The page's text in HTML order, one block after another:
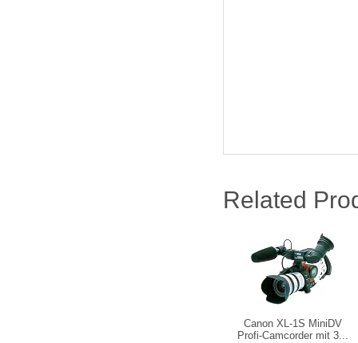
Related
Canon XL-1S MiniDV
Profi-Camcorder mit 3...